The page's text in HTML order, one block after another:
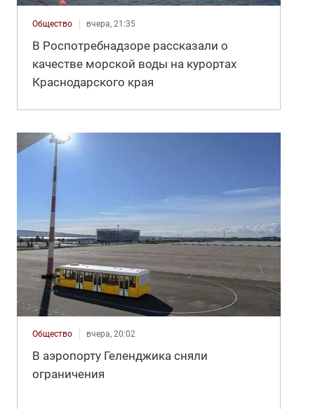
Общество вчера, 21:35
В Роспотребнадзоре рассказали о
качестве морской воды на курортах
Краснодарского края
Общество вчера, 20:02
В аэропорту Геленджика сняли
ограничения